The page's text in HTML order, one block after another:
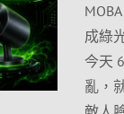
成綠
今天
亂，